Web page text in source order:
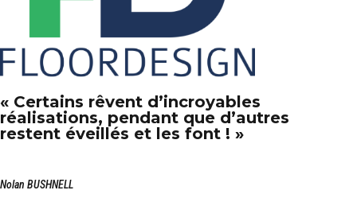
« Certains rêvent d’incroyables
réalisations, pendant que d’autres
restent éveillés et les font ! »
Nolan BUSHNELL